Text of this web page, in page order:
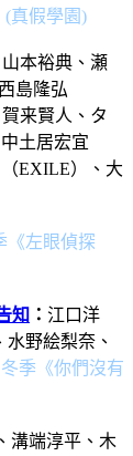
(真假學園)
山本裕典、瀬
島隆弘
来賢人、タ
土居宏宜
EXILE）、大
《左眼偵探
知 ： 江口洋
水野絵梨奈、
季《你們沒有
溝端淳平、木